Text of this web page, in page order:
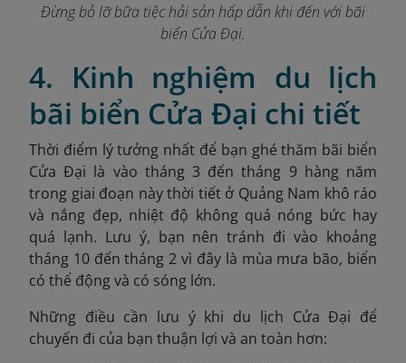
Đừng bỏ lỡ bữa tiệc hải sản hấp dẫn khi đến với bãi
biển Cửa Đại.
4. Kinh nghiệm du lịch
bãi biển Cửa Đại chi tiết
Thời điểm lý tưởng nhất để bạn ghé thăm bãi biển
Cửa Đại là vào tháng 3 đến tháng 9 hàng năm
trong giai đoạn này thời tiết ở Quảng Nam khô ráo
và nắng đẹp, nhiệt độ không quá nóng bức hay
quá lạnh. Lưu ý, bạn nên tránh đi vào khoảng
tháng 10 đến tháng 2 vì đây là mùa mưa bão, biển
có thể động và có sóng lớn.
Những điều cần lưu ý khi du lịch Cửa Đại để
chuyến đi của bạn thuận lợi và an toàn hơn: